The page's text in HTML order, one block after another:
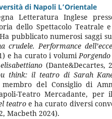
di Napoli L’Orientale
Letteratura Inglese
dello Spettacolo Teatrale
pubblicato numerosi saggi
crudele. Performance
e ha curato i volumi
(Dante&Decartes,
think: il teatro di Sarah
del Consiglio di
Teatro Mercadante, per
teatroe ha curato diversi
Macbeth 2024).